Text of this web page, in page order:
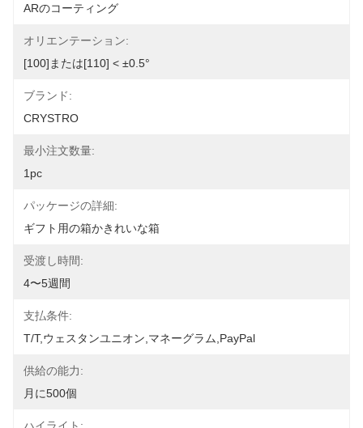
ARのコーティング
オリエンテーション:
[100]または[110] < ±0.5°
ブランド:
CRYSTRO
最小注文数量:
1pc
パッケージの詳細:
ギフト用の箱かきれいな箱
受渡し時間:
4〜5週間
支払条件:
T/T,ウェスタンユニオン,マネーグラム,PayPal
供給の能力:
月に500個